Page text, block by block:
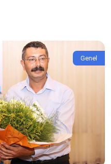
Genel